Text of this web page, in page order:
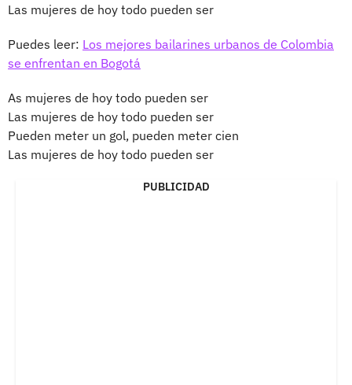
Las mujeres de hoy todo pueden ser
Puedes leer: Los mejores bailarines urbanos de Colombia
se enfrentan en Bogotá
As mujeres de hoy todo pueden ser
Las mujeres de hoy todo pueden ser
Pueden meter un gol, pueden meter cien
Las mujeres de hoy todo pueden ser
PUBLICIDAD